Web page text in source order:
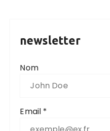
newsletter
Nom
Email *